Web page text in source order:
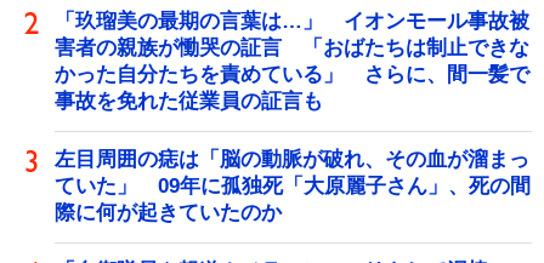
「玖瑠美の最期の言葉は…」 イオンモール事故被
害者の親族が慟哭の証言 「おばたちは制止できな
かった自分たちを責めている」 さらに、間一髪で
事故を免れた従業員の証言も
左目周囲の痣は「脳の動脈が破れ、その血が溜まっ
ていた」 09年に孤独死「大原麗子さん」、死の間
際に何が起きていたのか